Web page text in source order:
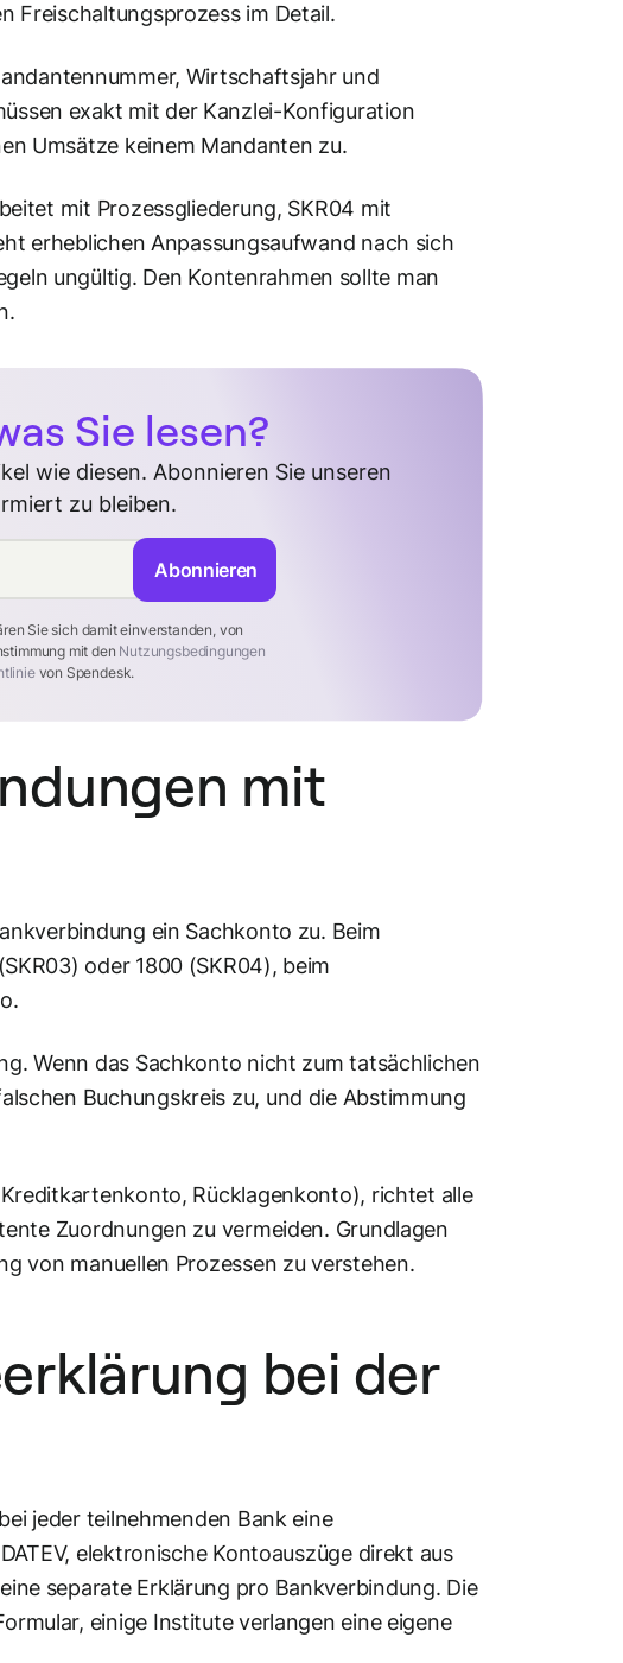
Freischaltungsprozess im Detail.
Wirtschaftsjahr und
exakt mit der Kanzlei-Konfiguration
Umsätze keinem Mandanten zu.
mit Prozessgliederung, SKR04 mit
erheblichen Anpassungsaufwand nach sich
ungültig. Den Kontenrahmen sollte man
Sie lesen?
wie diesen. Abonnieren Sie unseren
zu bleiben.
Sie sich damit einverstanden, von
mit den Nutzungsbedingungen
von Spendesk.
Abonnieren
mit
ein Sachkonto zu. Beim
oder 1800 (SKR04), beim
Wenn das Sachkonto nicht zum tatsächlichen
Buchungskreis zu, und die Abstimmung
Rücklagenkonto), richtet alle
Zuordnungen zu vermeiden. Grundlagen
von manuellen Prozessen zu verstehen.
bei der
jeder teilnehmenden Bank eine
elektronische Kontoauszüge direkt aus
separate Erklärung pro Bankverbindung. Die
einige Institute verlangen eine eigene